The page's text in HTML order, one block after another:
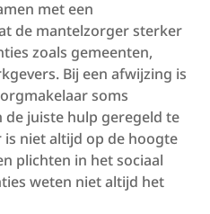
met een
de mantelzorger sterker
zoals gemeenten,
Bij een afwijzing is
soms
juiste hulp geregeld te
niet altijd op de hoogte
plichten in het sociaal
weten niet altijd het